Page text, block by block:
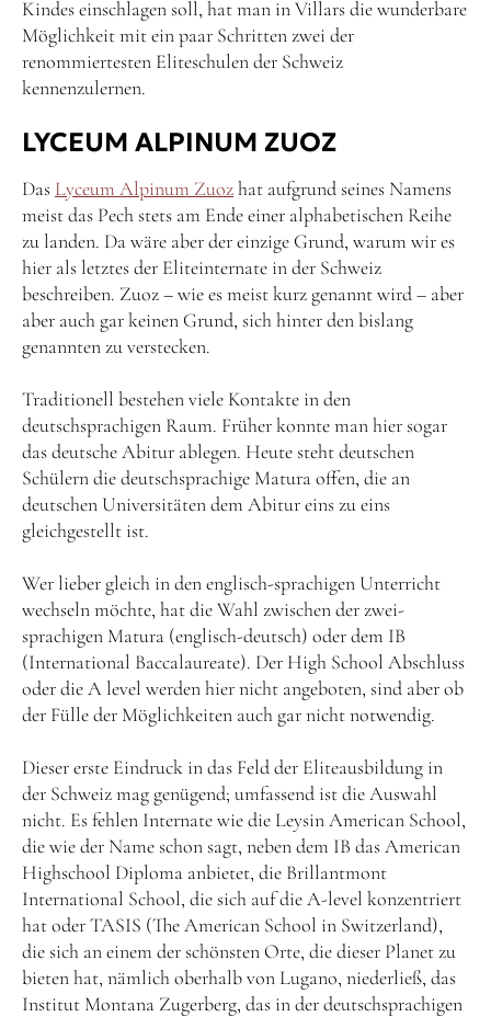
Kindes einschlagen soll, hat man in Villars die wunderbare
Möglichkeit mit ein paar Schritten zwei der
renommiertesten Eliteschulen der Schweiz
kennenzulernen.
LYCEUM ALPINUM ZUOZ
Das Lyceum Alpinum Zuozhat aufgrund seines Namens
meist das Pech stets am Ende einer alphabetischen Reihe
zu landen. Da wäre aber der einzige Grund, warum wir es
hier als letztes der Eliteinternate in der Schweiz
beschreiben. Zuoz – wie es meist kurz genannt wird – aber
aber auch gar keinen Grund, sich hinter den bislang
genannten zu verstecken.
Traditionell bestehen viele Kontakte in den
deutschsprachigen Raum. Früher konnte man hier sogar
das deutsche Abitur ablegen. Heute steht deutschen
Schülern die deutschsprachige Matura offen, die an
deutschen Universitäten dem Abitur eins zu eins
gleichgestellt ist.
Wer lieber gleich in den englisch-sprachigen Unterricht
wechseln möchte, hat die Wahl zwischen der zwei-
sprachigen Matura (englisch-deutsch) oder dem IB
(International Baccalaureate). Der High School Abschluss
oder die A level werden hier nicht angeboten, sind aber ob
der Fülle der Möglichkeiten auch gar nicht notwendig.
Dieser erste Eindruck in das Feld der Eliteausbildung in
der Schweiz mag genügend; umfassend ist die Auswahl
nicht. Es fehlen Internate wie die Leysin American School,
die wie der Name schon sagt, neben dem IB das American
Highschool Diploma anbietet, die Brillantmont
International School, die sich auf die A-level konzentriert
hat oder TASIS (The American School in Switzerland),
die sich an einem der schönsten Orte, die dieser Planet zu
bieten hat, nämlich oberhalb von Lugano, niederließ, das
Institut Montana Zugerberg, das in der deutschsprachigen